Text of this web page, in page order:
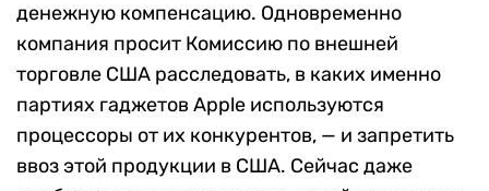
денежную компенсацию. Одновременно
компания просит Комиссию по внешней
торговле США расследовать, в каких именно
партиях гаджетов Apple используются
процессоры от их конкурентов, — и запретить
ввоз этой продукции в США. Сейчас даже